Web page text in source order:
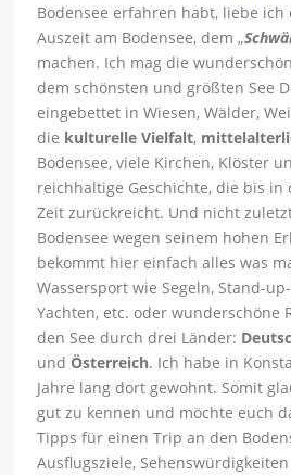
Bodensee erfahren habt, liebe ich
Auszeit am Bodensee, dem „
machen. Ich mag die
dem schönsten und größten See
eingebettet in Wiesen, Wälder,
die kulturelle Vielfalt,
Bodensee, viele Kirchen, Klöster
reichhaltige Geschichte, die bis in
Zeit zurückreicht. Und nicht
Bodensee wegen seinem hohen
bekommt hier einfach alles was
Wassersport wie Segeln, Stand-
Yachten, etc. oder wunderschöne
den See durch drei Länder:
und Österreich. Ich habe in
Jahre lang dort gewohnt. Somit
gut zu kennen und möchte euch
Tipps für einen Trip an den
Ausflugsziele,